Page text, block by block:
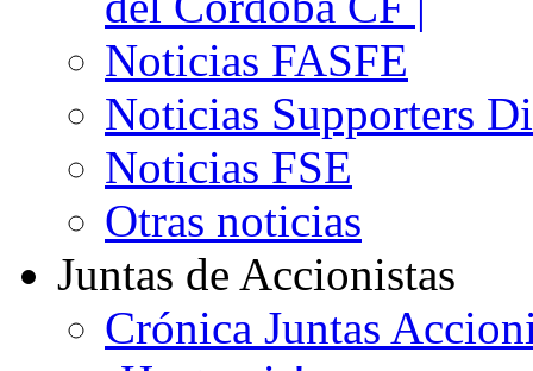
Noticias FASFE
Noticias Supporters
Noticias FSE
Otras noticias
Juntas de Accionistas
Crónica Juntas